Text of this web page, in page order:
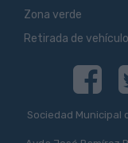
Zona verde
Retirada de
Facebook
Sociedad Municipal